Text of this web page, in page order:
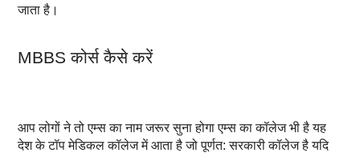
जाता है।
MBBS कोर्स कैसे करें
आप लोगों ने तो एम्स का नाम जरूर सुना होगा एम्स का कॉलेज भी है यह
देश के टॉप मेडिकल कॉलेज में आता है जो पूर्णत: सरकारी कॉलेज है यदि